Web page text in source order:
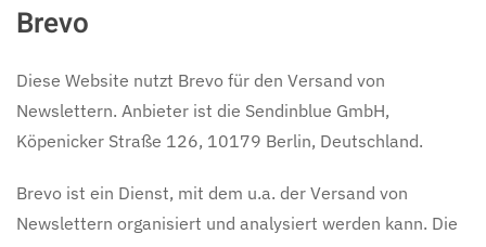
Brevo
Diese Website nutzt Brevo für den Versand von
Newslettern. Anbieter ist die Sendinblue GmbH,
Köpenicker Straße 126, 10179 Berlin, Deutschland.
Brevo ist ein Dienst, mit dem u.a. der Versand von
Newslettern organisiert und analysiert werden kann. Die